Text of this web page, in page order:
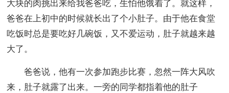
大块的肉挑出来给我爸爸吃，生怕他饿着了。就这样，
爸爸在上初中的时候就长出了个小肚子。由于他在食堂
吃饭时总是要吃好几碗饭，又不爱运动，肚子就越来越
大了。
爸爸说，他有一次参加跑步比赛，忽然一阵大风吹
来，肚子就露了出来。一旁的同学都指着他的肚子